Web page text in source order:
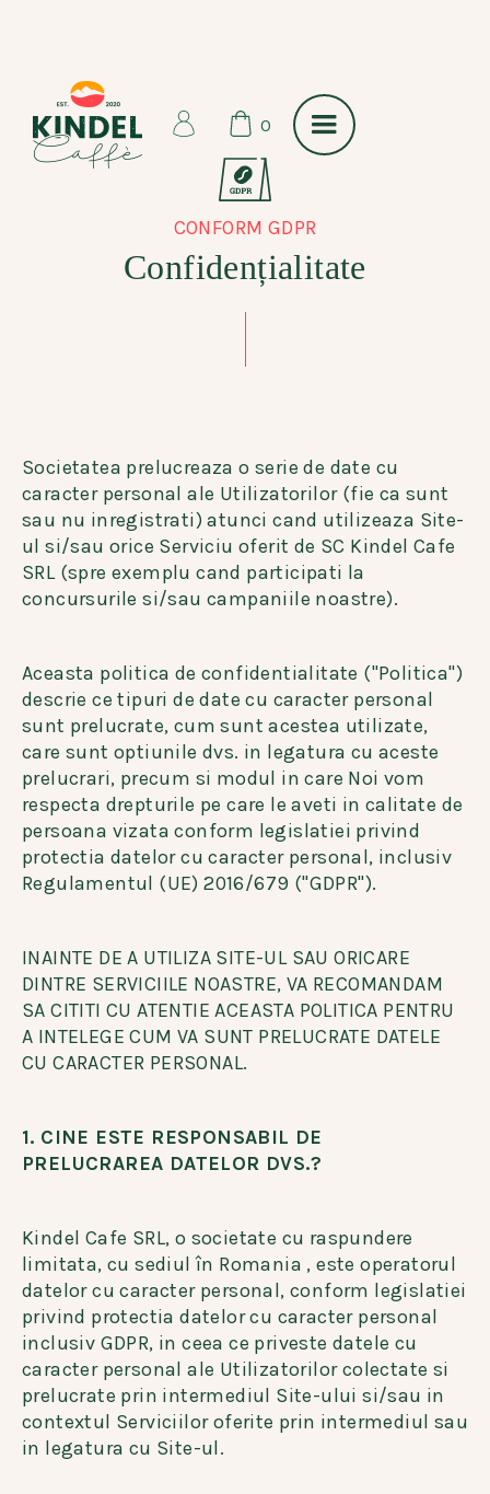
0
CONFORM GDPR
Confidențialitate
Societatea prelucreaza o serie de date cu
caracter personal ale Utilizatorilor (fie ca sunt
sau nu inregistrati) atunci cand utilizeaza Site-
ul si/sau orice Serviciu oferit de SC Kindel Cafe
SRL (spre exemplu cand participati la
concursurile si/sau campaniile noastre).
Aceasta politica de confidentialitate ("Politica")
descrie ce tipuri de date cu caracter personal
sunt prelucrate, cum sunt acestea utilizate,
care sunt optiunile dvs. in legatura cu aceste
prelucrari, precum si modul in care Noi vom
respecta drepturile pe care le aveti in calitate de
persoana vizata conform legislatiei privind
protectia datelor cu caracter personal, inclusiv
Regulamentul (UE) 2016/679 ("GDPR").
INAINTE DE A UTILIZA SITE-UL SAU ORICARE
DINTRE SERVICIILE NOASTRE, VA RECOMANDAM
SA CITITI CU ATENTIE ACEASTA POLITICA PENTRU
A INTELEGE CUM VA SUNT PRELUCRATE DATELE
CU CARACTER PERSONAL.
1. CINE ESTE RESPONSABIL DE
PRELUCRAREA DATELOR DVS.?
Kindel Cafe SRL, o societate cu raspundere
limitata, cu sediul în Romania , este operatorul
datelor cu caracter personal, conform legislatiei
privind protectia datelor cu caracter personal
inclusiv GDPR, in ceea ce priveste datele cu
caracter personal ale Utilizatorilor colectate si
prelucrate prin intermediul Site-ului si/sau in
contextul Serviciilor oferite prin intermediul sau
in legatura cu Site-ul.